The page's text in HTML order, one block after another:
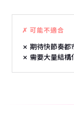
✗ 可能不適合
✗ 期待快節奏都
✗ 需要大量結構